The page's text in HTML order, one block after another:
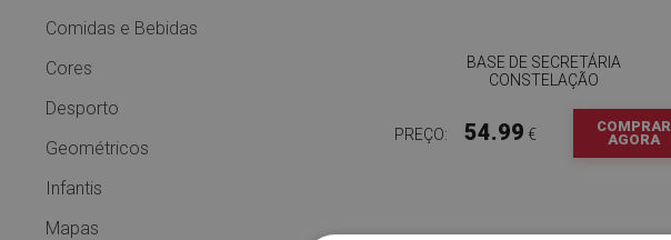
Comidas e Bebidas
Cores
Desporto
Geométricos
Infantis
Mapas
BASE DE SECRETÁRIA
CONSTELAÇÃO
PREÇO: 54.99 €
COMPRAR
AGORA